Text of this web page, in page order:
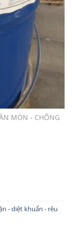
MÒN - CHỐNG
- diệt khuẩn - rêu